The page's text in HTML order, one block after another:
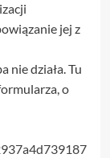
jej z
nie działa. Tu
o